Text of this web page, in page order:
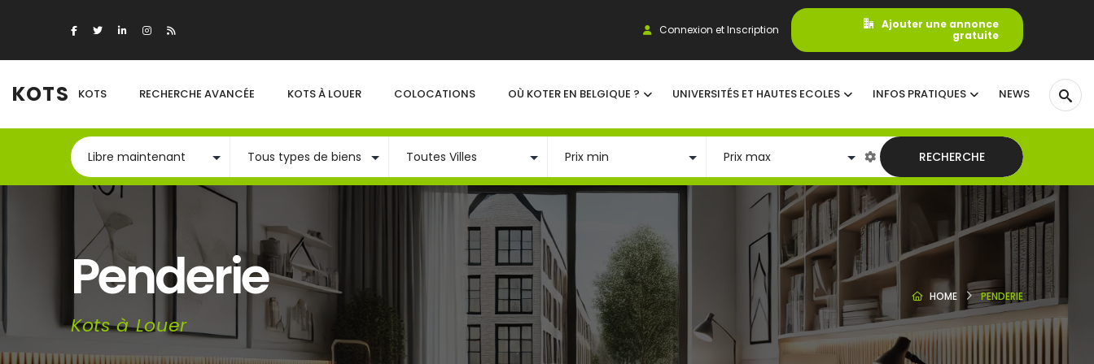
Connexion et Inscription
Ajouter une annonce
gratuite
KOTS KOTS RECHERCHE AVANCÉE KOTS À LOUER COLOCATIONS OÙ KOTER EN BELGIQUE ? UNIVERSITÉS ET HAUTES ECOLES INFOS PRATIQUES NEWS
RECHERCHE
Penderie
Kots à Louer
HOME PENDERIE